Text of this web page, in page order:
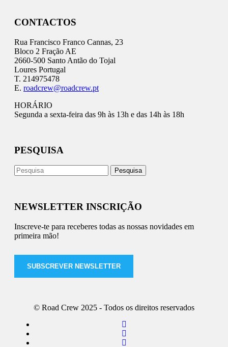
CONTACTOS
Rua Francisco Franco Cannas, 23
Bloco 2 Fração AE
2660-500 Santo Antão do Tojal
Loures Portugal
T. 214975478
E. roadcrew@roadcrew.pt
HORÁRIO
Segunda a sexta-feira das 9h às 13h e das 14h às 18h
PESQUISA
NEWSLETTER INSCRIÇÃO
Inscreve-te para receberes todas as nossas novidades em
primeira mão!
SUBSCREVER NEWSLETTER
© Road Crew 2025 - Todos os direitos reservados